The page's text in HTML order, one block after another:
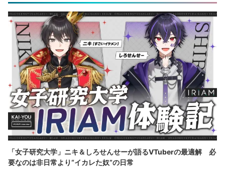
「女子研究大学」ニキ＆しろせんせーが語るVTuberの最適解 必
要なのは非日常より“イカレた奴”の日常